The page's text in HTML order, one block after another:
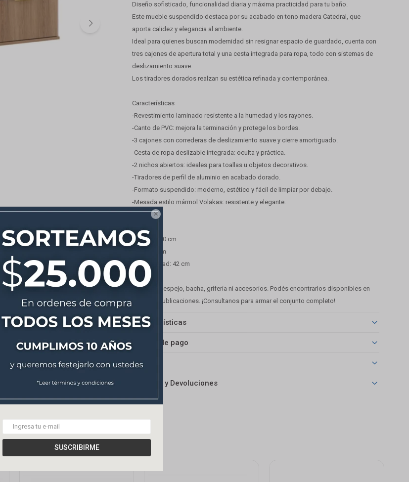

SUSCRIBIRME
Diseño sofisticado, funcionalidad diaria y máxima practicidad para tu baño.
Este mueble suspendido destaca por su acabado en tono madera Catedral, que
aporta calidez y elegancia al ambiente.
Ideal para quienes buscan modernidad sin resignar espacio de guardado, cuenta con
tres cajones de apertura total y una cesta integrada para ropa, todo con sistemas de
deslizamiento suave.
Los tiradores dorados realzan su estética refinada y contemporánea.
Características
-Revestimiento laminado resistente a la humedad y los rayones.
-Canto de PVC: mejora la terminación y protege los bordes.
-3 cajones con correderas de deslizamiento suave y cierre amortiguado.
-Cesta de ropa deslizable integrada: oculta y práctica.
-2 nichos abiertos: ideales para toallas u objetos decorativos.
-Tiradores de perfil de aluminio en acabado dorado.
-Formato suspendido: moderno, estético y fácil de limpiar por debajo.
-Mesada estilo mármol Volakas: resistente y elegante.
-Ancho: 100 cm
-Alto: 50 cm
-Profundidad: 42 cm
No incluye espejo, bacha, grifería ni accesorios. Podés encontrarlos disponibles en
nuestras publicaciones. ¡Consultanos para armar el conjunto completo!
Características
Medios de pago
Envíos
Cambios y Devoluciones